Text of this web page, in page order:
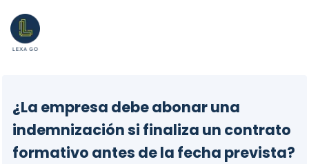
¿La empresa debe abonar una
indemnización si finaliza un contrato
formativo antes de la fecha prevista?